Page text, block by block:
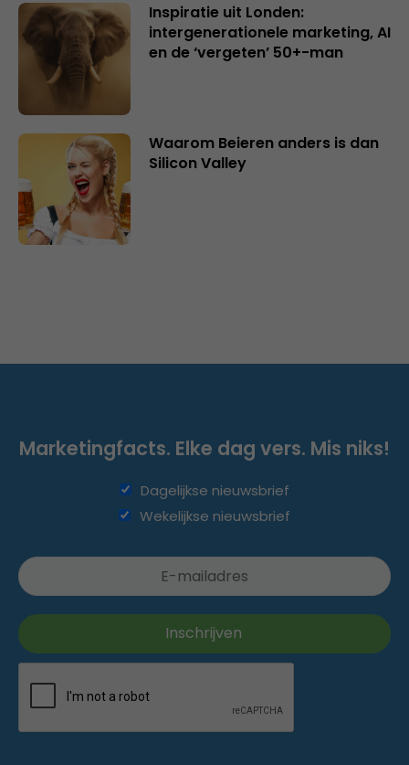
Inspiratie uit Londen:
intergenerationele marketing, AI
en de ‘vergeten’ 50+-man
Waarom Beieren anders is dan
Silicon Valley
Marketingfacts. Elke dag vers. Mis niks!
Dagelijkse nieuwsbrief
Wekelijkse nieuwsbrief